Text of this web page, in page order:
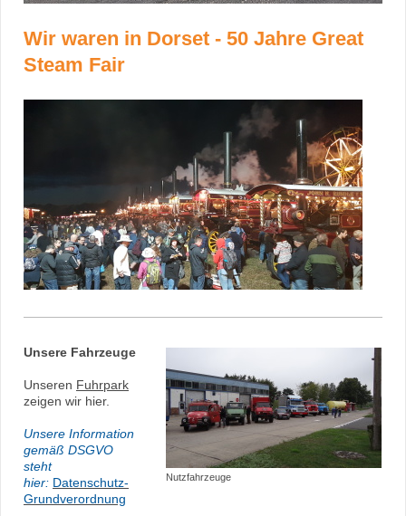
Wir waren in Dorset - 50 Jahre Great
Steam Fair
Nutzfahrzeuge
Unsere Fahrzeuge
Unseren Fuhrpark
zeigen wir hier.
Unsere Information
gemäß DSGVO
steht
hier: Datenschutz-
Grundverordnung